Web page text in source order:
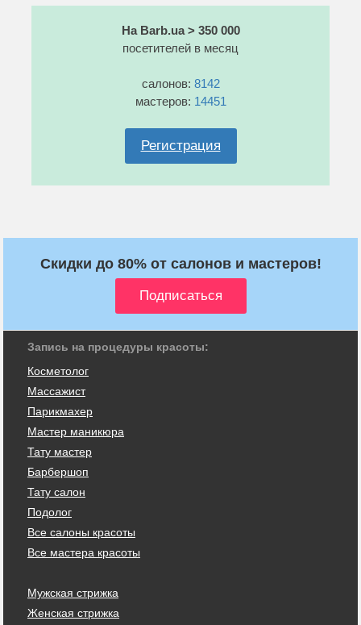
На Barb.ua > 350 000
посетителей в месяц
салонов: 8142
мастеров: 14451
Регистрация
Скидки до 80% от салонов и мастеров!
Запись на процедуры красоты:
Косметолог
Массажист
Парикмахер
Мастер маникюра
Тату мастер
Барбершоп
Тату салон
Подолог
Все салоны красоты
Все мастера красоты
Мужская стрижка
Женская стрижка